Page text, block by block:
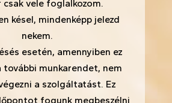
csak vele foglalkozom.
késel, mindenképp jelezd
nekem.
esetén, amennyiben ez
munkarendet, nem
a szolgáltatást. Ez
fogunk megbeszélni